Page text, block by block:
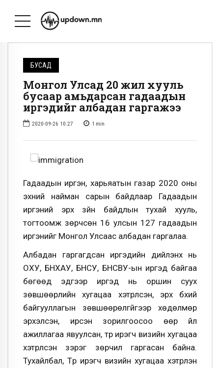
БУСАД
Монгол Улсад 20 жил хууль
бусаар амьдарсан гадаадын
иргэдийг албадан гаргажээ
2020-09-26 10:27 1 min
Гадаадын иргэн, харьяатын газар 2020 оны
эхний найман сарын байдлаар Гадаадын
иргэний эрх зүйн байдлын тухай хууль,
тогтоомж зөрчсөн 16 улсын 127 гадаадын
иргэнийг Монгол Улсаас албадан гаргалаа.
Албадан гаргагдсан иргэдийн дийлэнх нь
ОХУ, БНХАУ, БНСУ, БНСВУ-ын иргэд байгаа
бөгөөд эдгээр иргэд нь оршин суух
зөвшөөрлийн хугацаа хэтрүүлсэн, эрх бүхий
байгууллагын зөвшөөрөлгүйгээр хөдөлмөр
эрхэлсэн, ирсэн зорилгоосоо өөр үйл
ажиллагаа явуулсан, түр ирэгч визийн хугацаа
хэтрүүлсэн зэрэг зөрчил гаргасан байна.
Тухайлбал, Түр ирэгч визийн хугацаа хэтрүүлэн